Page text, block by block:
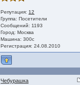
Репутация: 12
Группа:Посетители
Сообщений: 1193
Город: Москва
Машина: 300c
Регистрация: 24.08.2010
Чебурашка